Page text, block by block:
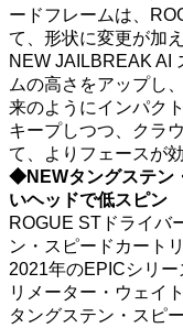
ードフレームは、
て、形状に変更が加
NEW JAILBREAK AI
ムの高さをアップし
来のようにインパク
キープしつつ、クラ
て、よりフェースが
◆NEWタングステン
いヘッドで低スピン
ROGUE STドライバ
ン・スピードカート
2021年のEPICシリ
リメーター・ウェイ
タングステン・スピ